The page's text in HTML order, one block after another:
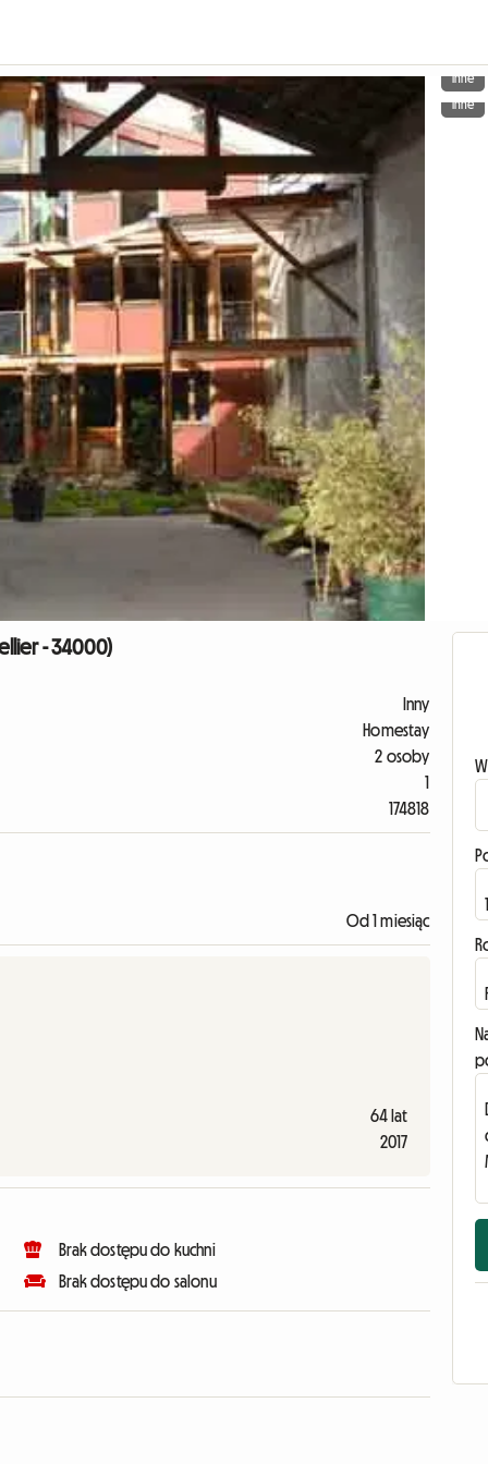
Inne
Inne
- 34000)
Inny
Homestay
2 osoby
1
174818
Od 1 miesiąc
64 lat
2017
Brak dostępu do kuchni
Brak dostępu do salonu